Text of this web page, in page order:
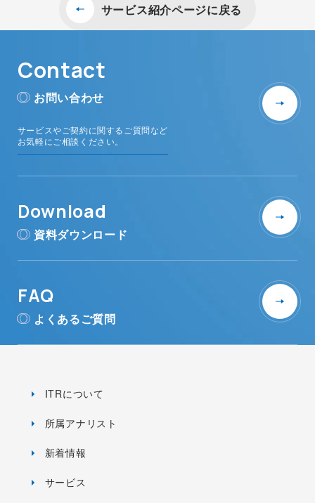
サービス紹介ページに戻る
Contact
お問い合わせ
サービスやご契約に関するご質問など
お気軽にご相談ください。
Download
資料ダウンロード
FAQ
よくあるご質問
ITRについて
所属アナリスト
新着情報
サービス